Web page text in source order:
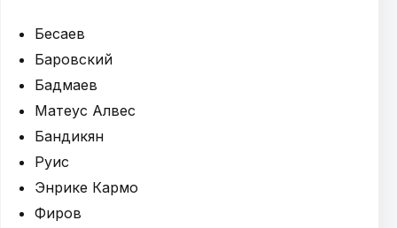
Бесаев
Баровский
Бадмаев
Матеус Алвес
Бандикян
Руис
Энрике Кармо
Фиров